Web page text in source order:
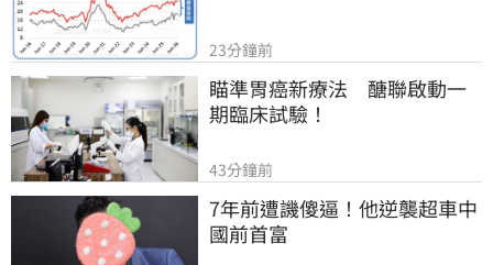
23分鐘前
瞄準胃癌新療法　醣聯啟動一
期臨床試驗！
43分鐘前
7年前遭譏傻逼！他逆襲超車中
國前首富